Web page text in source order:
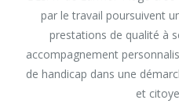
par le travail poursuivent
prestations de qualité à
accompagnement
de handicap dans une
et